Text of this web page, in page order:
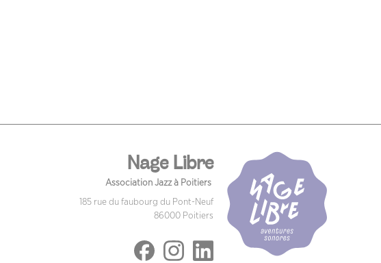
Nage Libre
Association Jazz à Poitiers
185 rue du faubourg du Pont-Neuf
86000 Poitiers